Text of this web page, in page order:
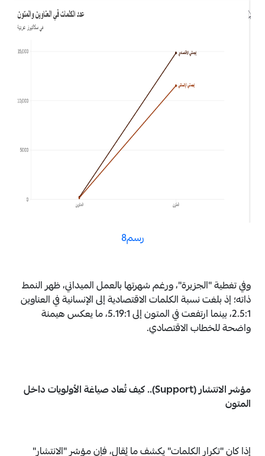
رسم8
وفي تغطية "الجزيرة"، ورغم شهرتها بالعمل الميداني، ظهر النمط
ذاته؛ إذ بلغت نسبة الكلمات الاقتصادية إلى الإنسانية في العناوين
2.5:1، بينما ارتفعت في المتون إلى 5.19:1، ما يعكس هيمنة
واضحة للخطاب الاقتصادي.
مؤشر الانتشار (Support).. كيف تُعاد صياغة الأولويات داخل
المتون
إذا كان "تكرار الكلمات" يكشف ما يُقال، فإن مؤشر "الانتشار"